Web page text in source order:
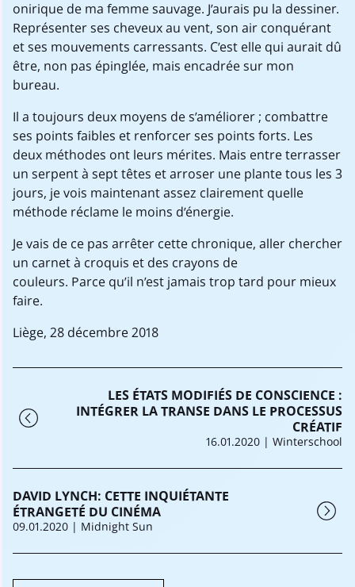
onirique de ma femme sauvage. J’aurais pu la dessiner.
Représenter ses cheveux au vent, son air conquérant
et ses mouvements carressants. C’est elle qui aurait dû
être, non pas épinglée, mais encadrée sur mon
bureau.
Il a toujours deux moyens de s’améliorer ; combattre
ses points faibles et renforcer ses points forts. Les
deux méthodes ont leurs mérites. Mais entre terrasser
un serpent à sept têtes et arroser une plante tous les 3
jours, je vois maintenant assez clairement quelle
méthode réclame le moins d’énergie.
Je vais de ce pas arrêter cette chronique, aller chercher
un carnet à croquis et des crayons de
couleurs. Parce qu’il n’est jamais trop tard pour mieux
faire.
Liège, 28 décembre 2018
LES ÉTATS MODIFIÉS DE CONSCIENCE :
INTÉGRER LA TRANSE DANS LE PROCESSUS
CRÉATIF
16.01.2020 | Winterschool
DAVID LYNCH: CETTE INQUIÉTANTE
ÉTRANGETÉ DU CINÉMA
09.01.2020 | Midnight Sun